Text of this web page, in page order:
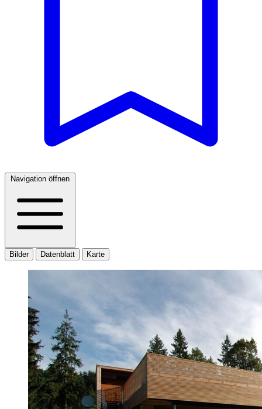
Navigation öffnen
Bilder Datenblatt Karte